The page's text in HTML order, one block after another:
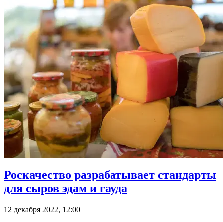
Роскачество разрабатывает стандарты
для сыров эдам и гауда
12 декабря 2022, 12:00